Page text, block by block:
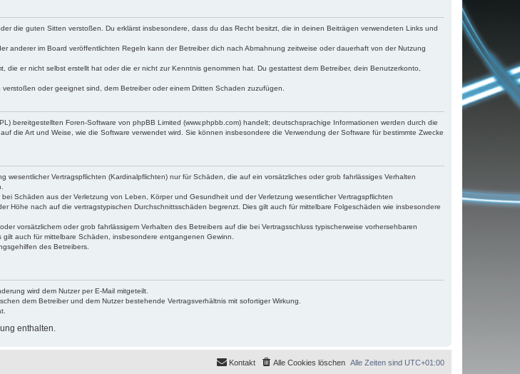
die guten Sitten verstoßen. Du erklärst insbesondere, dass du das Recht besitzt, die in deinen Beiträgen verwendeten Links und
im Board veröffentlichten Regeln kann der Betreiber dich nach Abmahnung zeitweise oder dauerhaft von der Nutzung
er nicht selbst erstellt hat oder die er nicht zur Kenntnis genommen hat. Du gestattest dem Betreiber, dein Benutzerkonto,
oder geeignet sind, dem Betreiber oder einem Dritten Schaden zuzufügen.
bereitgestellten Foren-Software von phpBB Limited (www.phpbb.com) handelt; deutschsprachige Informationen werden durch die
die Art und Weise, wie die Software verwendet wird. Sie können insbesondere die Verwendung der Software für bestimmte Zwecke
Vertragspflichten (Kardinalpflichten) nur für Schäden, die auf ein vorsätzliches oder grob fahrlässiges Verhalten
Schäden aus der Verletzung von Leben, Körper und Gesundheit und der Verletzung wesentlicher Vertragspflichten
Höhe nach auf die vertragstypischen Durchschnittsschäden begrenzt. Dies gilt auch für mittelbare Folgeschäden wie insbesondere
vorsätzlichem oder grob fahrlässigem Verhalten des Betreibers auf die bei Vertragsschluss typischerweise vorhersehbaren
auch für mittelbare Schäden, insbesondere entgangenen Gewinn.
des Betreibers.
wird dem Nutzer per E-Mail mitgeteilt.
dem Betreiber und dem Nutzer bestehende Vertragsverhältnis mit sofortiger Wirkung.
enthalten.
Alle Zeiten sind UTC+01:00
Alle Cookies löschen
Kontakt